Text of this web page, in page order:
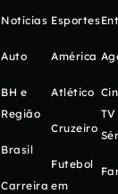
Notícias
Auto
BH e
Região
Brasil
Carreira
Esportes
América
Atlético
Cruzeiro
Futebol
em
TV